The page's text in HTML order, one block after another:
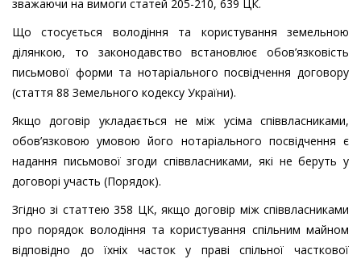
зважаючи на вимоги статей 205-210, 639 ЦК.
Що стосується володіння та користування земельною
ділянкою, то законодавство встановлює обов’язковість
письмової форми та нотаріального посвідчення договору
(стаття 88 Земельного кодексу України).
Якщо договір укладається не між усіма співвласниками,
обов’язковою умовою його нотаріального посвідчення є
надання письмової згоди співвласниками, які не беруть у
договорі участь (Порядок).
Згідно зі статтею 358 ЦК, якщо договір між співвласниками
про порядок володіння та користування спільним майном
відповідно до їхніх часток у праві спільної часткової